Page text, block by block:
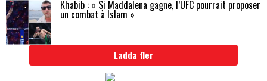
Khabib : « Si Maddalena gagne, l’UFC pourrait proposer
un combat à Islam »
Ladda fler